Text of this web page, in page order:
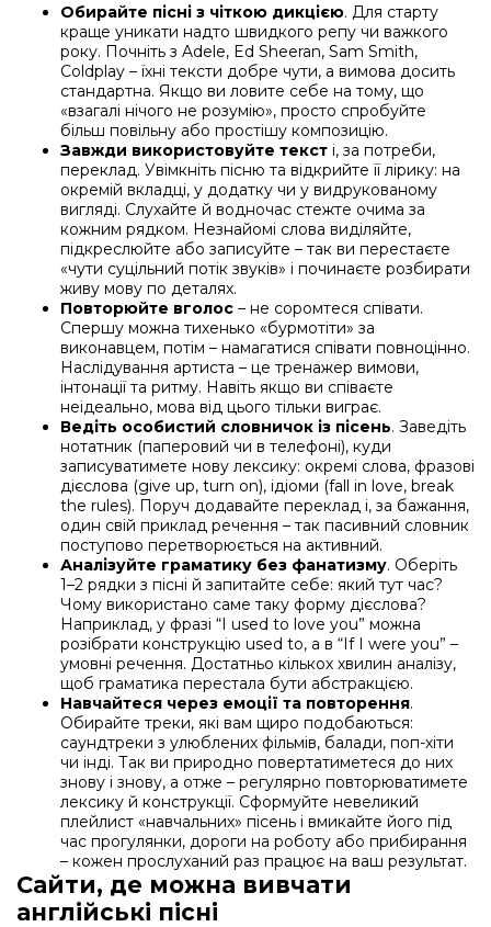
Обирайте пісні з чіткою дикцією. Для старту
краще уникати надто швидкого репу чи важкого
року. Почніть з Adele, Ed Sheeran, Sam Smith,
Coldplay – їхні тексти добре чути, а вимова досить
стандартна. Якщо ви ловите себе на тому, що
«взагалі нічого не розумію», просто спробуйте
більш повільну або простішу композицію.
Завжди використовуйте текст і, за потреби,
переклад. Увімкніть пісню та відкрийте її лірику: на
окремій вкладці, у додатку чи у видрукованому
вигляді. Слухайте й водночас стежте очима за
кожним рядком. Незнайомі слова виділяйте,
підкреслюйте або записуйте – так ви перестаєте
«чути суцільний потік звуків» і починаєте розбирати
живу мову по деталях.
Повторюйте вголос – не соромтеся співати.
Спершу можна тихенько «бурмотіти» за
виконавцем, потім – намагатися співати повноцінно.
Наслідування артиста – це тренажер вимови,
інтонації та ритму. Навіть якщо ви співаєте
неідеально, мова від цього тільки виграє.
Ведіть особистий словничок із пісень. Заведіть
нотатник (паперовий чи в телефоні), куди
записуватимете нову лексику: окремі слова, фразові
дієслова (give up, turn on), ідіоми (fall in love, break
the rules). Поруч додавайте переклад і, за бажання,
один свій приклад речення – так пасивний словник
поступово перетворюється на активний.
Аналізуйте граматику без фанатизму. Оберіть
1–2 рядки з пісні й запитайте себе: який тут час?
Чому використано саме таку форму дієслова?
Наприклад, у фразі “I used to love you” можна
розібрати конструкцію used to, а в “If I were you” –
умовні речення. Достатньо кількох хвилин аналізу,
щоб граматика перестала бути абстракцією.
Навчайтеся через емоції та повторення.
Обирайте треки, які вам щиро подобаються:
саундтреки з улюблених фільмів, балади, поп-хіти
чи інді. Так ви природно повертатиметеся до них
знову і знову, а отже – регулярно повторюватимете
лексику й конструкції. Сформуйте невеликий
плейлист «навчальних» пісень і вмикайте його під
час прогулянки, дороги на роботу або прибирання
– кожен прослуханий раз працює на ваш результат.
Сайти, де можна вивчати
англійські пісні